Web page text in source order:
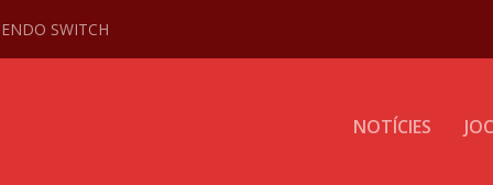
SWITCH
NOTÍCIES